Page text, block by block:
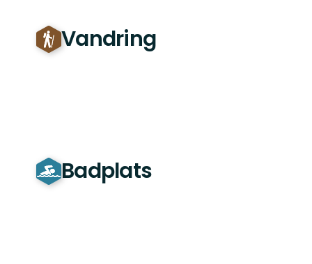
Vandring
Badplats